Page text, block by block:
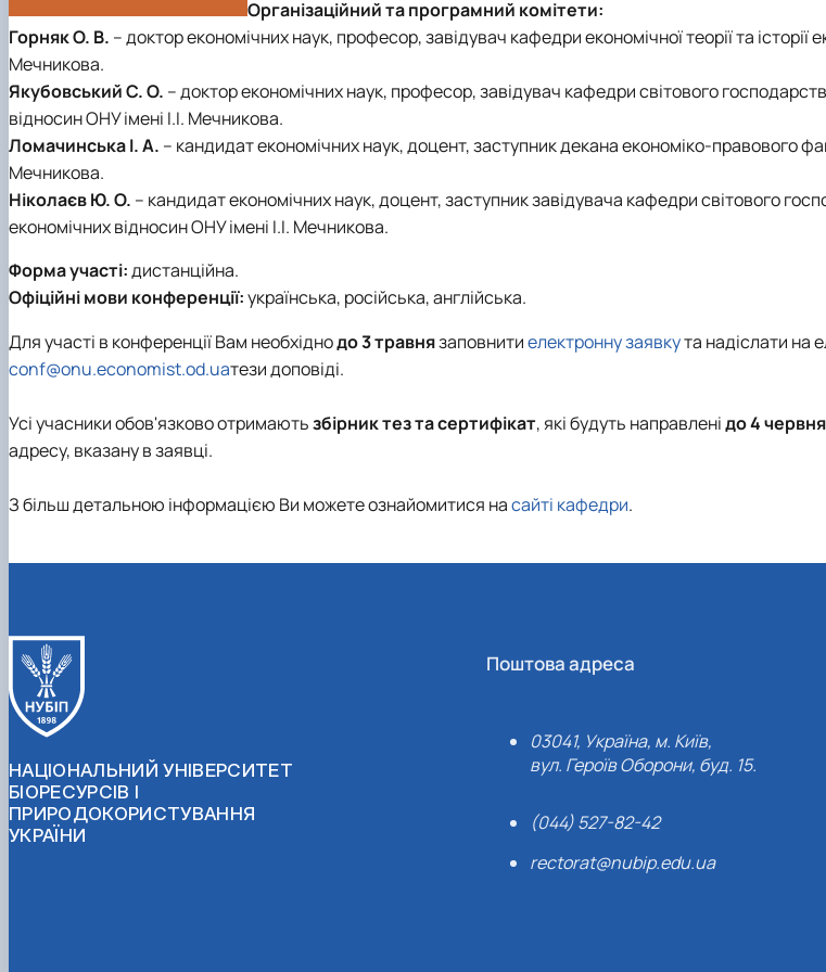
Організаційний та програмний комітети:
Горняк О. В. – доктор економічних наук, професор, завідувач кафедри економічної теорії та історії
Мечникова.
Якубовський С. О. – доктор економічних наук, професор, завідувач кафедри світового
відносин ОНУ імені І.І. Мечникова.
Ломачинська І. А. – кандидат економічних наук, доцент, заступник декана економіко-правового
Мечникова.
Ніколаєв Ю. О. – кандидат економічних наук, доцент, заступник завідувача кафедри світового
економічних відносин ОНУ імені І.І. Мечникова.
Форма участі:дистанційна.
Офіційні мови конференції:українська, російська, англійська.
Для участі в конференції Вам необхіднодо 3 травнязаповнитиелектронну заявкута надіслати на
conf@onu.economist.od.uaтези доповіді.
Усі учасники обов'язково отримаютьзбірник тез та сертифікат, які будуть направленідо 4
адресу, вказану в заявці.
З більш детальною інформацією Ви можете ознайомитися насайті кафедри.
НАЦІОНАЛЬНИЙ УНІВЕРСИТЕТ
БІОРЕСУРСІВ І
ПРИРОДОКОРИСТУВАННЯ
УКРАЇНИ
Поштова адреса
03041, Україна, м. Київ,
вул. Героїв Оборони, буд. 15.
(044) 527-82-42
rectorat@nubip.edu.ua